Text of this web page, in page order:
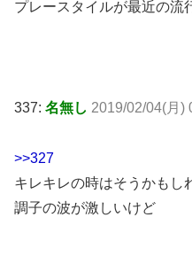
プレースタイルが最近の流
337: 名無し 2019/02/04(月)
>>327
キレキレの時はそうかもし
調子の波が激しいけど